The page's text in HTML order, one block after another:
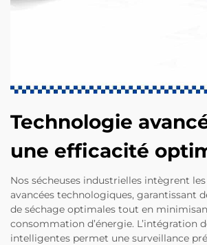
Technologie
une efficacité
Nos sécheuses industrielles intègrent
avancées technologiques, garantissant
de séchage optimales tout en
consommation d’énergie. L’intégration
intelligentes permet une surveillance